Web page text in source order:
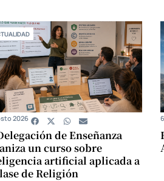
de Enseñanza
un curso sobre
artificial aplicada a
de Religión
2026